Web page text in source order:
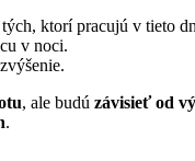
ktorí pracujú v tieto
v noci.
, ale budú závisieť od
.